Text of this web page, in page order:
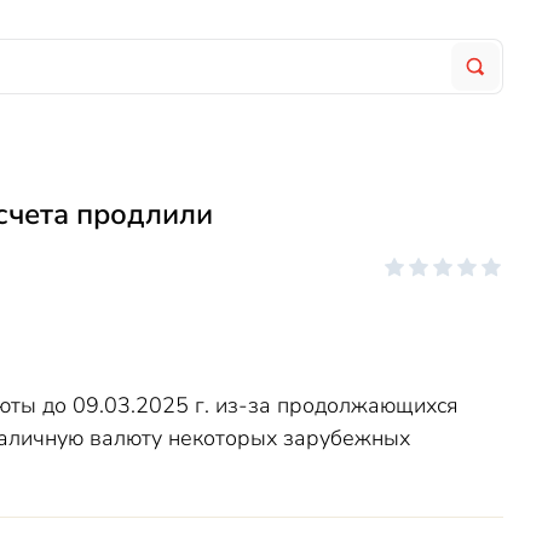
продлили
до 09.03.2025 г. из-за продолжающихся
валюту некоторых зарубежных